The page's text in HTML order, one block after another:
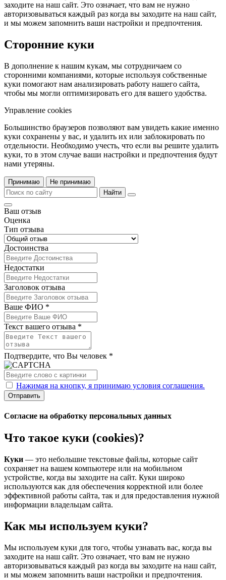
заходите на наш сайт. Это означает, что вам не нужно
авторизовываться каждый раз когда вы заходите на наш сайт,
и мы можем запомнить ваши настройки и предпочтения.
Сторонние куки
В дополнение к нашим кукам, мы сотрудничаем со
сторонними компаниями, которые используя собственные
куки помогают нам анализировать работу нашего сайта,
чтобы мы могли оптимизировать его для вашего удобства.
Управление cookies
Большинство браузеров позволяют вам увидеть какие именно
куки сохранены у вас, и удалить их или заблокировать по
отдельности. Необходимо учесть, что если вы решите удалить
куки, то в этом случае ваши настройки и предпочтения будут
нами утеряны.
Принимаю
Не принимаю
Найти
Ваш отзыв
Оценка
Тип отзыва
Достоинства
Недостатки
Заголовок отзыва
Ваше ФИО *
Текст вашего отзыва *
Подтвердите, что Вы человек *
Нажимая на кнопку, я принимаю условия соглашения.
Отправить
Согласие на обработку персональных данных
Что такое куки (cookies)?
Куки — это небольшие текстовые файлы, которые сайт
сохраняет на вашем компьютере или на мобильном
устройстве, когда вы заходите на сайт. Куки широко
используются как для обеспечения корректной или более
эффективной работы сайта, так и для предоставления нужной
информации владельцам сайта.
Как мы используем куки?
Мы используем куки для того, чтобы узнавать вас, когда вы
заходите на наш сайт. Это означает, что вам не нужно
авторизовываться каждый раз когда вы заходите на наш сайт,
и мы можем запомнить ваши настройки и предпочтения.